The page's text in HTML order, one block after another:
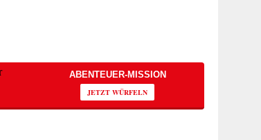
ABENTEUER-MISSION
JETZT WÜRFELN